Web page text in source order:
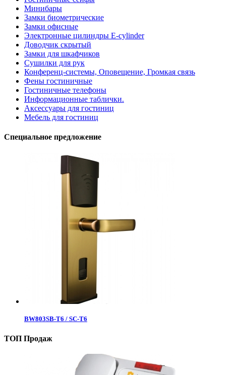
Минибары
Замки биометрические
Замки офисные
Электронные цилиндры E-cylinder
Доводчик скрытый
Замки для шкафчиков
Сушилки для рук
Конференц-системы, Оповещение, Громкая связь
Фены гостиничные
Гостиничные телефоны
Информационные таблички.
Аксессуары для гостиниц
Мебель для гостиниц
Специальное предложение
BW803SB-T6 / SC-T6
ТОП Продаж